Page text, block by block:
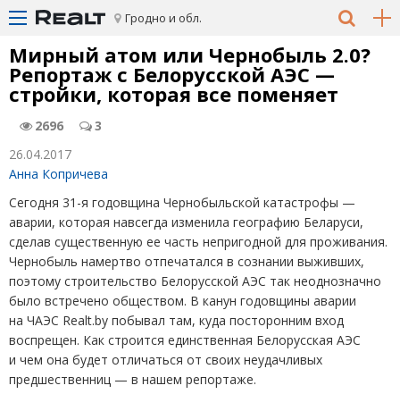
Гродно и обл.
Мирный атом или Чернобыль 2.0?
Репортаж с Белорусской АЭС —
стройки, которая все поменяет
2696
3
26.04.2017
Анна Копричева
Сегодня 31-я годовщина Чернобыльской катастрофы —
аварии, которая навсегда изменила географию Беларуси,
сделав существенную ее часть непригодной для проживания.
Чернобыль намертво отпечатался в сознании выживших,
поэтому строительство Белорусской АЭС так неоднозначно
было встречено обществом. В канун годовщины аварии
на ЧАЭС Realt.by побывал там, куда посторонним вход
воспрещен. Как строится единственная Белорусская АЭС
и чем она будет отличаться от своих неудачливых
предшественниц — в нашем репортаже.